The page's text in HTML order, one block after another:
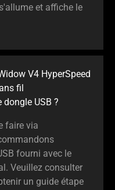
et affiche le
V4 HyperSpeed
fil
USB ?
faire via
fourni avec le
Veuillez consulter
un guide étape